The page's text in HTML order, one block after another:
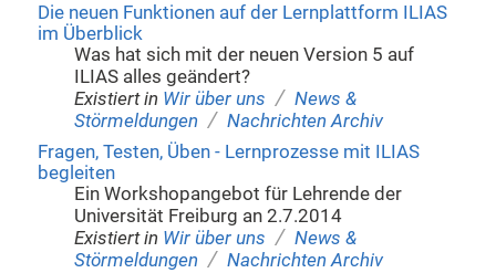
Die neuen Funktionen auf der Lernplattform ILIAS
im Überblick
Was hat sich mit der neuen Version 5 auf
ILIAS alles geändert?
Existiert in Wir über uns / News &
Störmeldungen / Nachrichten Archiv
Fragen, Testen, Üben - Lernprozesse mit ILIAS
begleiten
Ein Workshopangebot für Lehrende der
Universität Freiburg an 2.7.2014
Existiert in Wir über uns / News &
Störmeldungen / Nachrichten Archiv